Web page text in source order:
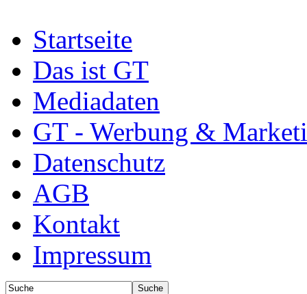
Startseite
Das ist GT
Mediadaten
GT - Werbung &
Datenschutz
AGB
Kontakt
Impressum